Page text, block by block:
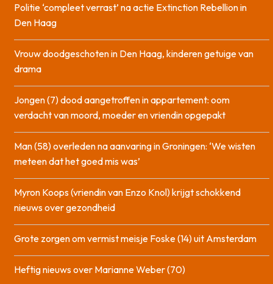
Politie ‘compleet verrast’ na actie Extinction Rebellion in
Den Haag
Vrouw doodgeschoten in Den Haag, kinderen getuige van
drama
Jongen (7) dood aangetroffen in appartement: oom
verdacht van moord, moeder en vriendin opgepakt
Man (58) overleden na aanvaring in Groningen: ‘We wisten
meteen dat het goed mis was’
Myron Koops (vriendin van Enzo Knol) krijgt schokkend
nieuws over gezondheid
Grote zorgen om vermist meisje Foske (14) uit Amsterdam
Heftig nieuws over Marianne Weber (70)